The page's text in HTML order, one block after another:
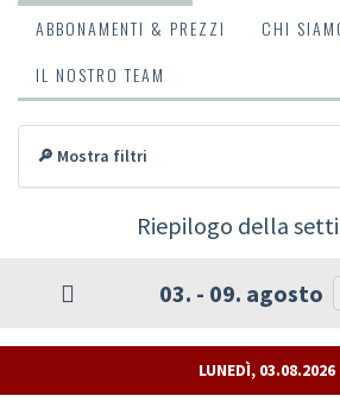
ABBONAMENTI & PREZZI
CHI
IL NOSTRO TEAM
🔎 Mostra filtri
Riepilogo della
03. - 09. agosto
LUNEDÌ, 03.08.2026